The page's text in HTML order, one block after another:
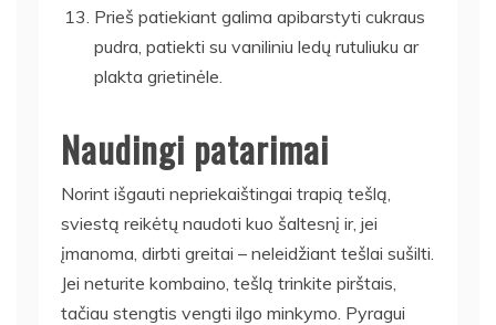
Prieš patiekiant galima apibarstyti cukraus
pudra, patiekti su vaniliniu ledų rutuliuku ar
plakta grietinėle.
Naudingi patarimai
Norint išgauti nepriekaištingai trapią tešlą,
sviestą reikėtų naudoti kuo šaltesnį ir, jei
įmanoma, dirbti greitai – neleidžiant tešlai sušilti.
Jei neturite kombaino, tešlą trinkite pirštais,
tačiau stengtis vengti ilgo minkymo. Pyragui